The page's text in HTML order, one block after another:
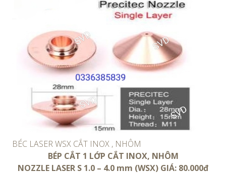
BÉC LASER WSX CẮT INOX , NHÔM
BÉP CẮT 1 LỚP CẮT INOX, NHÔM
NOZZLE LASER S 1.0 – 4.0 mm (WSX) GIÁ: 80.000đ